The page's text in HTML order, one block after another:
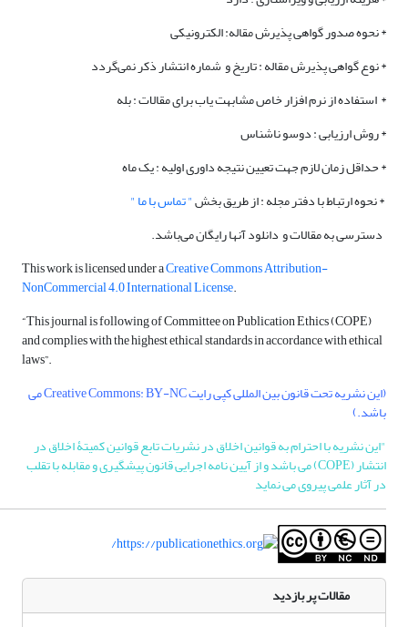
* نحوه صدور گواهی پذیرش مقاله: الکترونیکی
* نوع گواهی پذیرش مقاله : تاریخ و شماره انتشار ذکر نمی‌گردد
* استفاده از نرم افزار خاص مشابهت یاب برای مقالات : بله
* روش ارزیابی : دوسو ناشناس
* حداقل زمان لازم جهت تعیین نتیجه داوری اولیه : یک ماه
* نحوه ارتباط با دفتر مجله : از طریق بخش" تماس با ما "
دسترسی به مقالات و دانلود آنها رایگان می‌باشد.
This work is licensed under aCreative Commons Attribution-
NonCommercial 4.0 International License.
“This journal is following of Committee on Publication Ethics (COPE)
and complies with the highest ethical standards in accordance with ethical
laws”.
(این نشریه تحت قانون بین المللی کپی رایت Creative Commons: BY-NC می
باشد.)
"این نشریه با احترام به قوانین اخلاق در نشریات تابع قوانین کمیتۀ اخلاق در
انتشار (COPE) می باشد و از آیین نامه اجرایی قانون پیشگیری و مقابله با تقلب
در آثار علمی پیروی می نماید
مقالات پر بازدید